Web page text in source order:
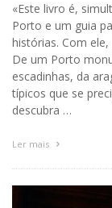
«Este livro é,
Porto e um guia
histórias. Com
De um Porto
escadinhas, da
típicos que se
descubra …
Ler mais